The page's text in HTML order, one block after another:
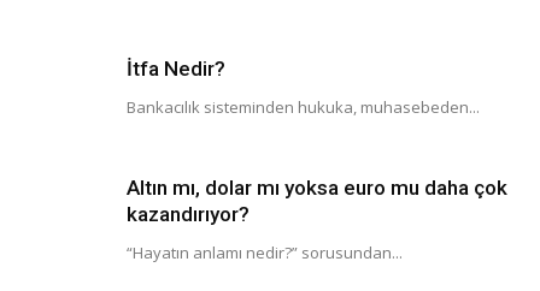
İtfa Nedir?
Bankacılık sisteminden hukuka, muhasebeden...
Altın mı, dolar mı yoksa euro mu daha çok
kazandırıyor?
“Hayatın anlamı nedir?” sorusundan...